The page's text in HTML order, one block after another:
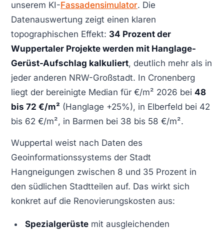
unserem KI-Fassadensimulator. Die
Datenauswertung zeigt einen klaren
topographischen Effekt: 34 Prozent der
Wuppertaler Projekte werden mit Hanglage-
Gerüst-Aufschlag kalkuliert, deutlich mehr als in
jeder anderen NRW-Großstadt. In Cronenberg
liegt der bereinigte Median für €/m² 2026 bei 48
bis 72 €/m² (Hanglage +25%), in Elberfeld bei 42
bis 62 €/m², in Barmen bei 38 bis 58 €/m².
Wuppertal weist nach Daten des
Geoinformationssystems der Stadt
Hangneigungen zwischen 8 und 35 Prozent in
den südlichen Stadtteilen auf. Das wirkt sich
konkret auf die Renovierungskosten aus:
Spezialgerüste mit ausgleichenden